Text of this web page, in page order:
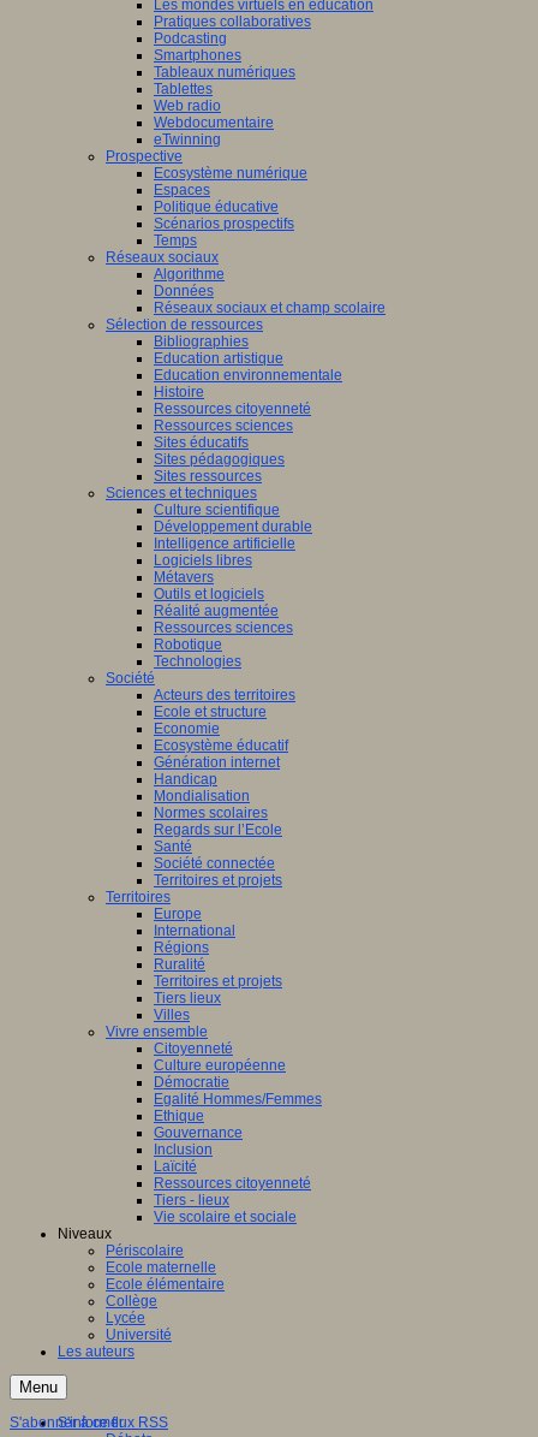
Les mondes virtuels en éducation
Pratiques collaboratives
Podcasting
Smartphones
Tableaux numériques
Tablettes
Web radio
Webdocumentaire
eTwinning
Prospective
Ecosystème numérique
Espaces
Politique éducative
Scénarios prospectifs
Temps
Réseaux sociaux
Algorithme
Données
Réseaux sociaux et champ scolaire
Sélection de ressources
Bibliographies
Education artistique
Education environnementale
Histoire
Ressources citoyenneté
Ressources sciences
Sites éducatifs
Sites pédagogiques
Sites ressources
Sciences et techniques
Culture scientifique
Développement durable
Intelligence artificielle
Logiciels libres
Métavers
Outils et logiciels
Réalité augmentée
Ressources sciences
Robotique
Technologies
Société
Acteurs des territoires
Ecole et structure
Economie
Ecosystème éducatif
Génération internet
Handicap
Mondialisation
Normes scolaires
Regards sur l’Ecole
Santé
Société connectée
Territoires et projets
Territoires
Europe
International
Régions
Ruralité
Territoires et projets
Tiers lieux
Villes
Vivre ensemble
Citoyenneté
Culture européenne
Démocratie
Egalité Hommes/Femmes
Ethique
Gouvernance
Inclusion
Laïcité
Ressources citoyenneté
Tiers - lieux
Vie scolaire et sociale
Niveaux
Périscolaire
Ecole maternelle
Ecole élémentaire
Collège
Lycée
Université
Les auteurs
Menu
S'informer
S'abonner à ce flux RSS